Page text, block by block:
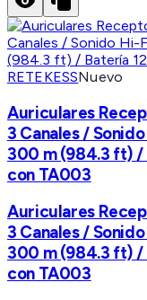
RETEKESSNuevo
Auriculares
3 Canales /
300 m (984.3 ft) /
con TA003
Auriculares
3 Canales /
300 m (984.3 ft) /
con TA003